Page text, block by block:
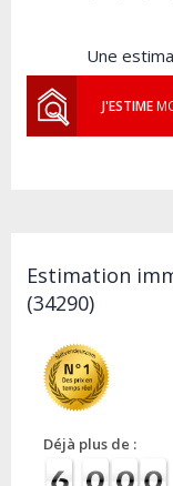
Une
J'ESTIME
Estimation
(34290)
Déjà plus de :